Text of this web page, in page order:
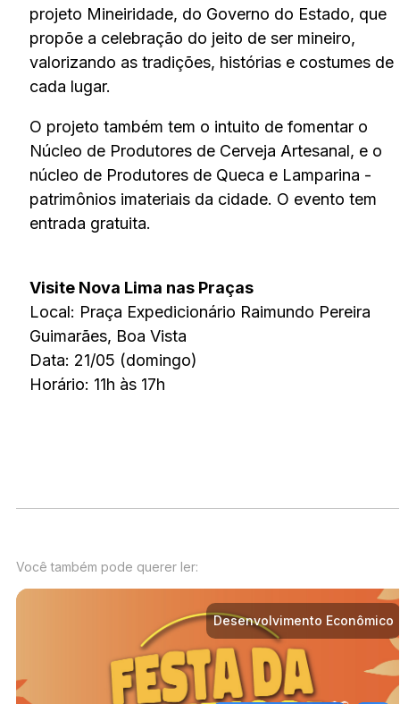
projeto Mineiridade, do Governo do Estado, que
propõe a celebração do jeito de ser mineiro,
valorizando as tradições, histórias e costumes de
cada lugar.
O projeto também tem o intuito de fomentar o
Núcleo de Produtores de Cerveja Artesanal, e o
núcleo de Produtores de Queca e Lamparina -
patrimônios imateriais da cidade. O evento tem
entrada gratuita.
Visite Nova Lima nas Praças
Local: Praça Expedicionário Raimundo Pereira
Guimarães, Boa Vista
Data: 21/05 (domingo)
Horário: 11h às 17h
Você também pode querer ler:
Desenvolvimento Econômico